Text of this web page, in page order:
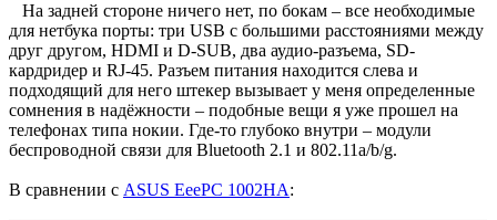
На задней стороне ничего нет, по бокам – все необходимые
для нетбука порты: три USB с большими расстояниями между
друг другом, HDMI и D-SUB, два аудио-разъема, SD-
кардридер и RJ-45. Разъем питания находится слева и
подходящий для него штекер вызывает у меня определенные
сомнения в надёжности – подобные вещи я уже прошел на
телефонах типа нокии. Где-то глубоко внутри – модули
беспроводной связи для Bluetooth 2.1 и 802.11a/b/g.
В сравнении с ASUS EeePC 1002HA: